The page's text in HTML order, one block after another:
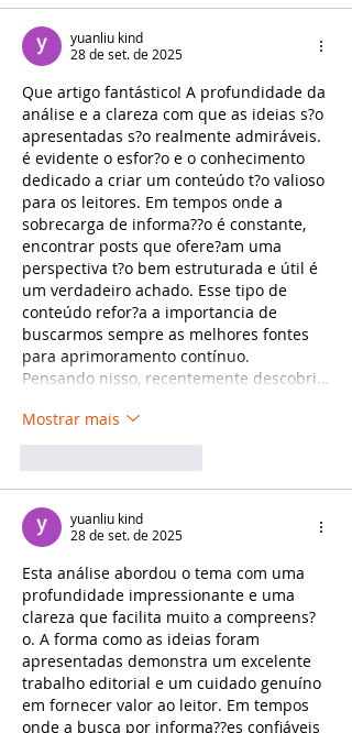
yuanliu kind
28 de set. de 2025
Que artigo fantástico! A profundidade da
análise e a clareza com que as ideias s?o
apresentadas s?o realmente admiráveis.
é evidente o esfor?o e o conhecimento
dedicado a criar um conteúdo t?o valioso
para os leitores. Em tempos onde a
sobrecarga de informa??o é constante,
encontrar posts que ofere?am uma
perspectiva t?o bem estruturada e útil é
um verdadeiro achado. Esse tipo de
conteúdo refor?a a importancia de
buscarmos sempre as melhores fontes
para aprimoramento contínuo.
Pensando nisso, recentemente descobri…
Mostrar mais
yuanliu kind
28 de set. de 2025
Esta análise abordou o tema com uma
profundidade impressionante e uma
clareza que facilita muito a compreens?
o. A forma como as ideias foram
apresentadas demonstra um excelente
trabalho editorial e um cuidado genuíno
em fornecer valor ao leitor. Em tempos
onde a busca por informa??es confiáveis